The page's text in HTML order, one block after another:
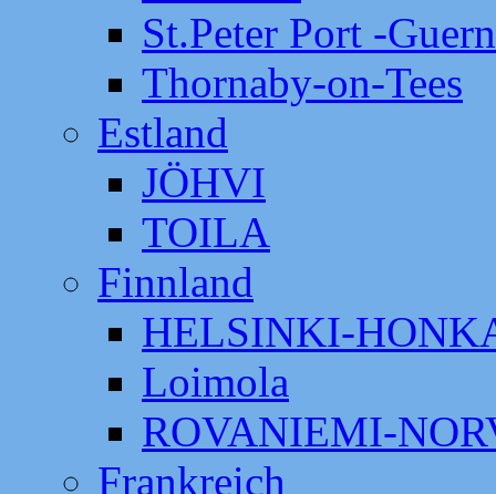
St.Peter Port -
Thornaby-on-Tees
Estland
JÖHVI
TOILA
Finnland
HELSINKI-
Loimola
ROVANIEMI-
Frankreich